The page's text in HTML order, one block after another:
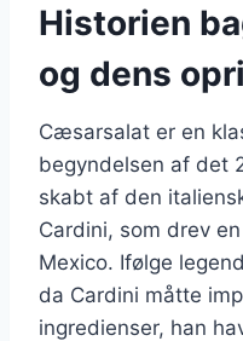
Historien
og dens
Cæsarsalat er en
begyndelsen af det
skabt af den
Cardini, som drev
Mexico. Ifølge
da Cardini måtte
ingredienser, han